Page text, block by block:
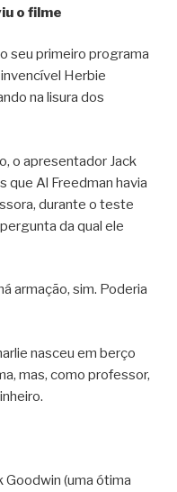
o filme
seu primeiro programa
Herbie
na lisura dos
o apresentador Jack
que Al Freedman havia
durante o teste
da qual ele
armação, sim. Poderia
nasceu em berço
mas, como professor,
Goodwin (uma ótima